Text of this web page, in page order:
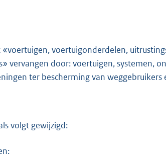
voertuigonderdelen,
vervangen door: voertuigen, systemen,
ter bescherming van weggebruikers
volgt gewijzigd: